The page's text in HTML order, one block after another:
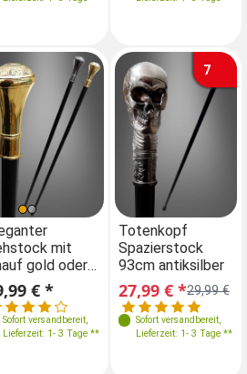
mit
gold oder
€ *
Sofort versandbereit,
Lieferzeit: 1- 3 Tage **
7
Totenkopf
Spazierstock
93cm antiksilber
29,99 €
27,99 € *
Sofort versandbereit,
Lieferzeit: 1- 3 Tage **